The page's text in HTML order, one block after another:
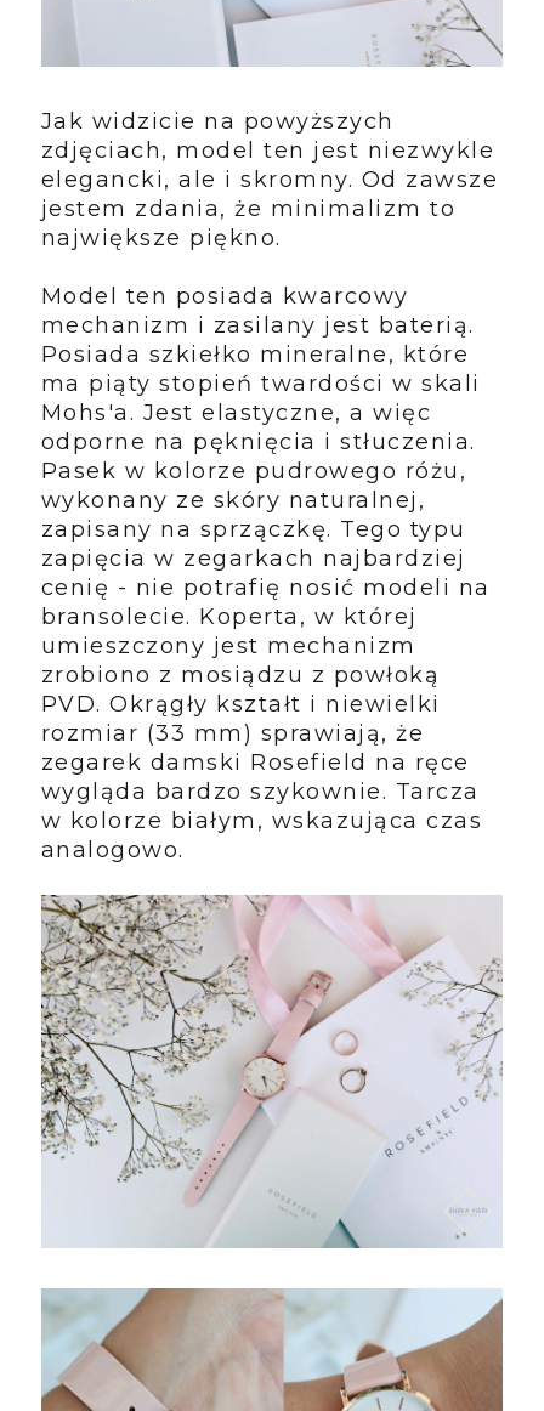
Jak widzicie na powyższych
zdjęciach, model ten jest niezwykle
elegancki, ale i skromny. Od zawsze
jestem zdania, że minimalizm to
największe piękno.
Model ten posiada kwarcowy
mechanizm i zasilany jest baterią.
Posiada szkiełko mineralne, które
ma piąty stopień twardości w skali
Mohs'a. Jest elastyczne, a więc
odporne na pęknięcia i stłuczenia.
Pasek w kolorze pudrowego różu,
wykonany ze skóry naturalnej,
zapisany na sprzączkę. Tego typu
zapięcia w zegarkach najbardziej
cenię - nie potrafię nosić modeli na
bransolecie. Koperta, w której
umieszczony jest mechanizm
zrobiono z mosiądzu z powłoką
PVD. Okrągły kształt i niewielki
rozmiar (33 mm) sprawiają, że
zegarek damski Rosefield na ręce
wygląda bardzo szykownie. Tarcza
w kolorze białym, wskazująca czas
analogowo.